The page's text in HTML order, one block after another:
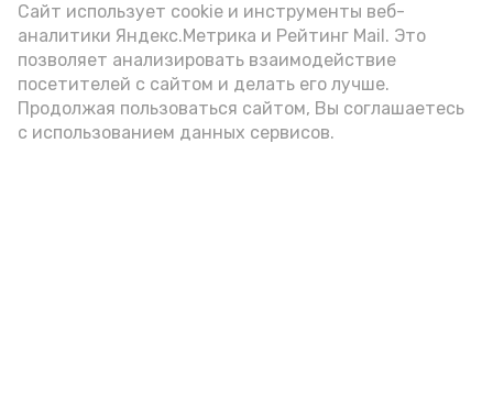
Сайт использует cookie и инструменты веб-
аналитики Яндекс.Метрика и Рейтинг Mail. Это
позволяет анализировать взаимодействие
посетителей с сайтом и делать его лучше.
Продолжая пользоваться сайтом, Вы соглашаетесь
с использованием данных сервисов.